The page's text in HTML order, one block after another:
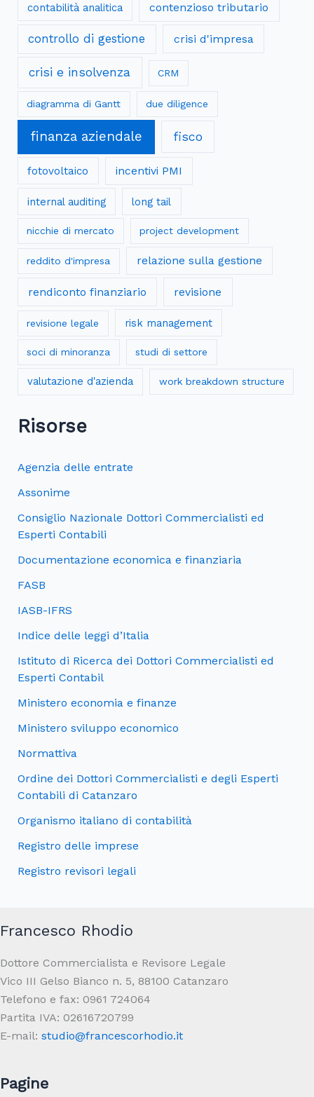
contabilità analitica contenzioso tributario
controllo di gestione crisi d'impresa
crisi e insolvenza CRM
diagramma di Gantt due diligence
finanza aziendale fisco
fotovoltaico incentivi PMI
internal auditing long tail
nicchie di mercato project development
reddito d'impresa relazione sulla gestione
rendiconto finanziario revisione
revisione legale risk management
soci di minoranza studi di settore
valutazione d'azienda work breakdown structure
Risorse
Agenzia delle entrate
Assonime
Consiglio Nazionale Dottori Commercialisti ed
Esperti Contabili
Documentazione economica e finanziaria
FASB
IASB-IFRS
Indice delle leggi d’Italia
Istituto di Ricerca dei Dottori Commercialisti ed
Esperti Contabil
Ministero economia e finanze
Ministero sviluppo economico
Normattiva
Ordine dei Dottori Commercialisti e degli Esperti
Contabili di Catanzaro
Organismo italiano di contabilità
Registro delle imprese
Registro revisori legali
Francesco Rhodio
Dot­tore Com­mer­cial­ista e Revi­sore Legale
Vico III Gelso Bianco n. 5, 88100 Catan­zaro
Tele­fono e fax: 0961 724064
Partita IVA: 02616720799
E-mail: studio@francescorhodio.it
Pagine